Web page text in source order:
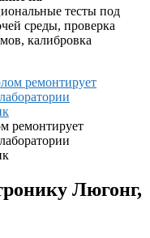
тесты под
среды, проверка
калибровка
ремонтирует
Люгонг,